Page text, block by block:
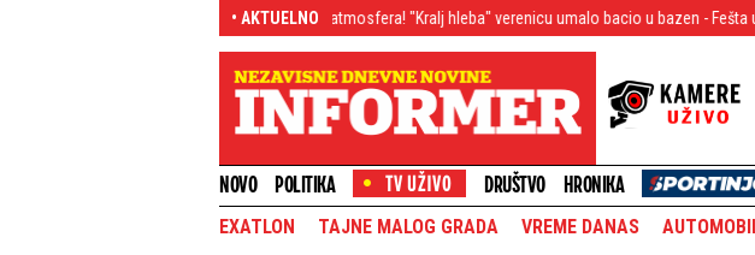
• AKTUELNO
Ponela ga atmosfera! "Kralj hleba" verenicu umalo bacio u bazen - Fešta u Grockoj
NOVO POLITIKA DRUŠTVO HRONIKA
EXATLON TAJNE MALOG GRADA VREME DANAS